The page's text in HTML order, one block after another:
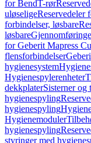
for BendT-rør
uløseligeReservedeler
forbindelser, løsbare
løsbare
for Geberit Mapress
flensforbindelser
hygienesystem
Hygienespylerenheter
dekkplaterSisterner og
hygienespyling
hygienespyling
Hygienemoduler
hygienespyling
styringer med